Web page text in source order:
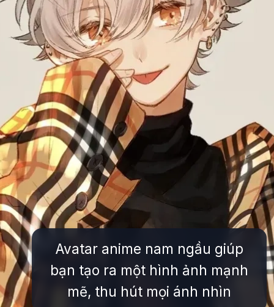
Avatar anime nam ngầu giúp
bạn tạo ra một hình ảnh mạnh
mẽ, thu hút mọi ánh nhìn